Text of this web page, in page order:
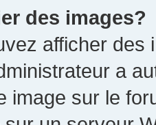
des images?
afficher
a
image sur le